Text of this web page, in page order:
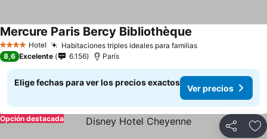
4 EstrellasHotel Habitaciones triples ideales para familias
Mercure Paris Bercy Bibliothèque
8,6 Excelente 6.156 París
Elige fechas para ver los precios exactos
Ver precios
Compartir
Opción destacada